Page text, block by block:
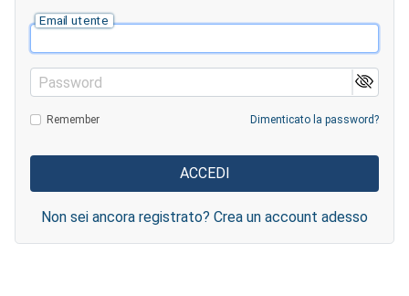
Email utente
Password
Remember Dimenticato la password?
Non sei ancora registrato? Crea un account adesso